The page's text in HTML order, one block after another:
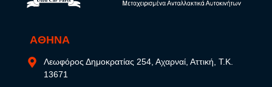
ΑΘΗΝΑ
Λεωφόρος Δημοκρατίας 254, Αχαρναί, Αττική, Τ.Κ.
13671